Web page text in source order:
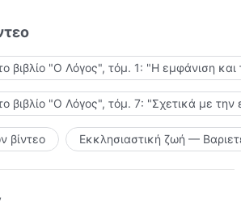
βιβλίο "Ο Λόγος", τόμ. 1: "Η εμφάνιση
βιβλίο "Ο Λόγος", τόμ. 7: "Σχετικά με την
βίντεο Εκκλησιαστική ζωή —